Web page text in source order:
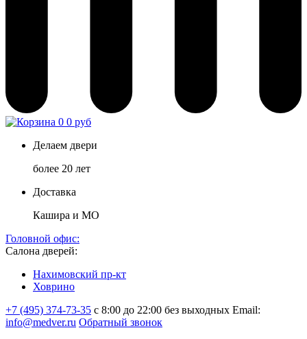
0 0 руб
Делаем двери
более 20 лет
Доставка
Кашира и МО
Головной офис:
Салона дверей:
Нахимовский пр-кт
Ховрино
+7 (495) 374-73-35 с 8:00 до 22:00 без выходных Email:
info@medver.ru Обратный звонок